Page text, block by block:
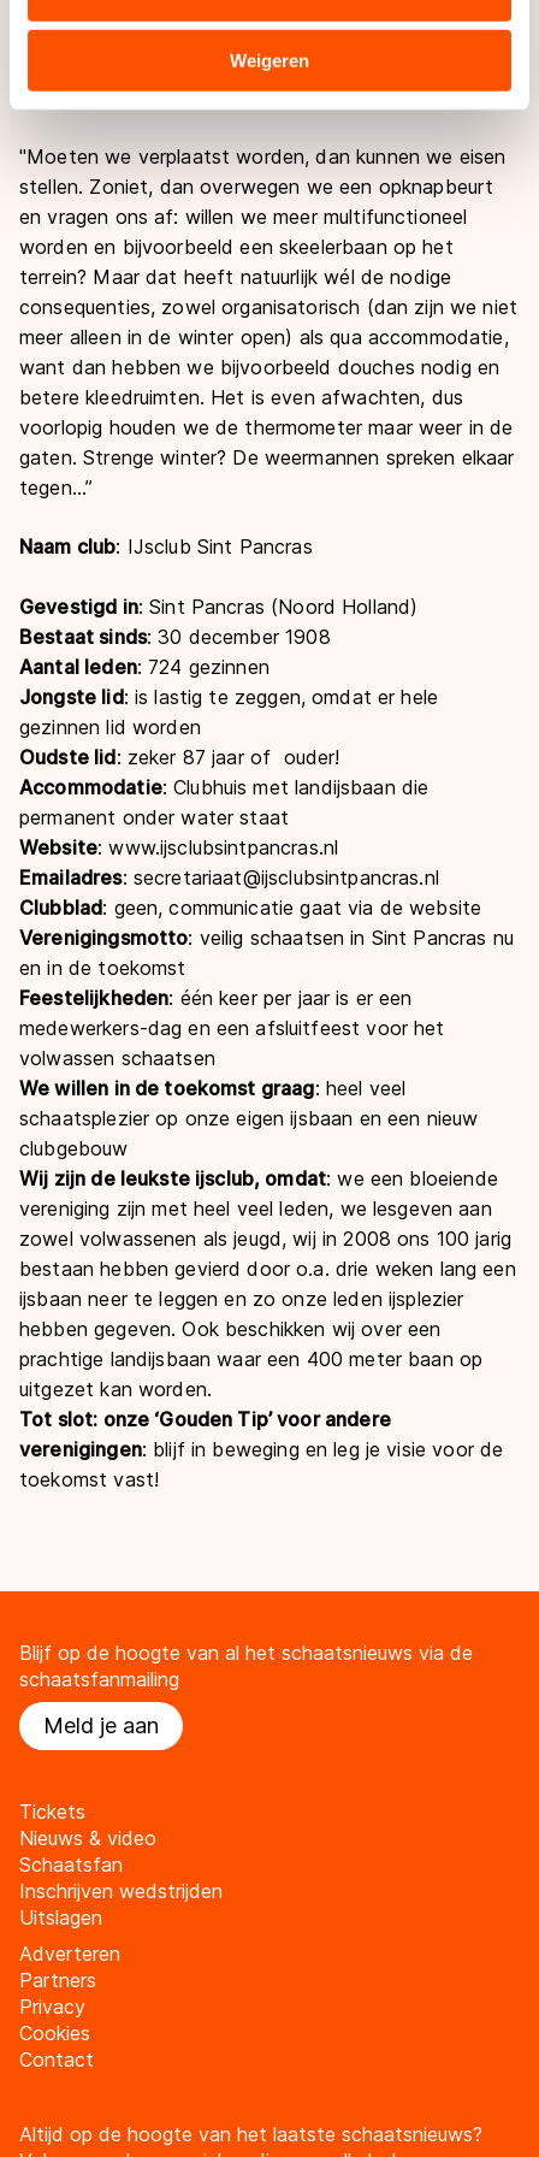
verstrekt of die zij hebben verzameld via hun services.
Sommige partners kunnen gegevens doorgeven aan
landen buiten de EU, zoals de VS, waar mogelijk geen
adequaat beschermingsniveau geldt volgens de GDPR.
Door op ‘Toestaan’ te klikken, stemt u in met deze
overdracht. Meer informatie vindt u in ons
Weigeren
document’ gemaakt met daarin onze plannen en
wensen, maar we moeten eerst even afwachten wat
de gemeente gaat doen."
"Moeten we verplaatst worden, dan kunnen we eisen
stellen. Zoniet, dan overwegen we een opknapbeurt
en vragen ons af: willen we meer multifunctioneel
worden en bijvoorbeeld een skeelerbaan op het
terrein? Maar dat heeft natuurlijk wél de nodige
consequenties, zowel organisatorisch (dan zijn we niet
meer alleen in de winter open) als qua accommodatie,
want dan hebben we bijvoorbeeld douches nodig en
betere kleedruimten. Het is even afwachten, dus
voorlopig houden we de thermometer maar weer in de
gaten. Strenge winter? De weermannen spreken elkaar
tegen...”
Naam club: IJsclub Sint Pancras
Gevestigd in: Sint Pancras (Noord Holland)
Bestaat sinds: 30 december 1908
Aantal leden: 724 gezinnen
Jongste lid: is lastig te zeggen, omdat er hele
gezinnen lid worden
Oudste lid: zeker 87 jaar of ouder!
Accommodatie: Clubhuis met landijsbaan die
permanent onder water staat
Website: www.ijsclubsintpancras.nl
Emailadres: secretariaat@ijsclubsintpancras.nl
Clubblad: geen, communicatie gaat via de website
Verenigingsmotto: veilig schaatsen in Sint Pancras nu
en in de toekomst
Feestelijkheden: één keer per jaar is er een
medewerkers-dag en een afsluitfeest voor het
volwassen schaatsen
We willen in de toekomst graag: heel veel
schaatsplezier op onze eigen ijsbaan en een nieuw
clubgebouw
Wij zijn de leukste ijsclub, omdat: we een bloeiende
vereniging zijn met heel veel leden, we lesgeven aan
zowel volwassenen als jeugd, wij in 2008 ons 100 jarig
bestaan hebben gevierd door o.a. drie weken lang een
ijsbaan neer te leggen en zo onze leden ijsplezier
hebben gegeven. Ook beschikken wij over een
prachtige landijsbaan waar een 400 meter baan op
uitgezet kan worden.
Tot slot: onze ‘Gouden Tip’ voor andere
verenigingen: blijf in beweging en leg je visie voor de
toekomst vast!
Blijf op de hoogte van al het schaatsnieuws via de
schaatsfanmailing
Meld je aan
Tickets
Nieuws & video
Schaatsfan
Inschrijven wedstrijden
Uitslagen
Adverteren
Partners
Privacy
Cookies
Contact
Altijd op de hoogte van het laatste schaatsnieuws?